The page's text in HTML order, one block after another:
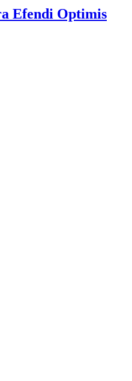
Efendi Optimis